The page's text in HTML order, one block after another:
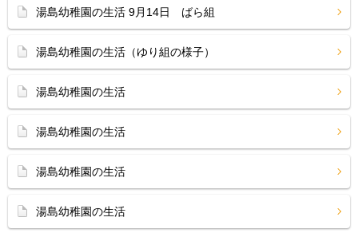
湯島幼稚園の生活 9月14日 ばら組
湯島幼稚園の生活（ゆり組の様子）
湯島幼稚園の生活
湯島幼稚園の生活
湯島幼稚園の生活
湯島幼稚園の生活